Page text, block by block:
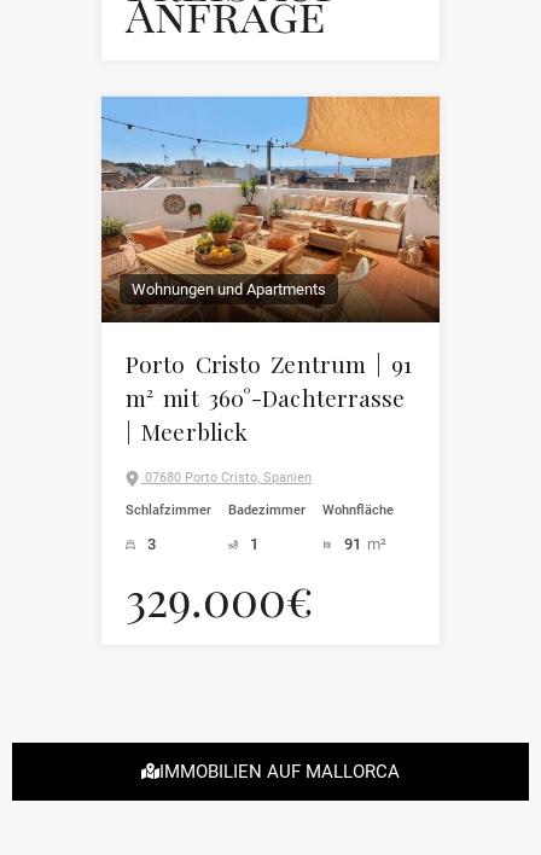
Anfrage
Wohnungen und Apartments
Porto Cristo Zentrum | 91
m² mit 360°-Dachterrasse
| Meerblick
07680 Porto Cristo, Spanien
Schlafzimmer
3
Badezimmer
1
Wohnfläche
91 m²
329.000€
IMMOBILIEN AUF MALLORCA